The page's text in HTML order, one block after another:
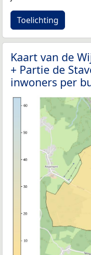
Toelichting
Kaart van de
+ Partie de
inwoners per